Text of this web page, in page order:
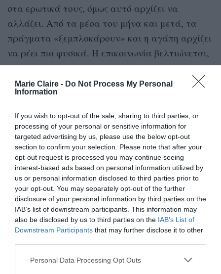
Marie Claire - Do Not Process My Personal
Information
If you wish to opt-out of the sale, sharing to third parties, or
processing of your personal or sensitive information for
targeted advertising by us, please use the below opt-out
section to confirm your selection. Please note that after your
opt-out request is processed you may continue seeing
interest-based ads based on personal information utilized by
us or personal information disclosed to third parties prior to
your opt-out. You may separately opt-out of the further
disclosure of your personal information by third parties on the
IAB’s list of downstream participants. This information may
also be disclosed by us to third parties on the IAB’s List of
Downstream Participants that may further disclose it to other
Personal Data Processing Opt Outs
στα ερωτικά τους, όμως αυτό αρχίζει να
αλλάζει. Από τα μέσα του μήνα και μετά, τα
πράγματα «ξεμπλοκάρουν» και η αγάπη αρχίζει
να ρέει πιο φυσικά. Η επικοινωνία βελτιώνεται,
η σύνδεση με τους άλλους γίνεται πιο
ουσιαστική και είτε μέσα από μια υπάρχουσα
σχέση είτε από μια νέα γνωριμία, εμφανίζονται
άνθρωποι που αναγνωρίζουν πραγματικά την
αξία τους και θέλουν να προχωρήσουν σοβαρά.
Σκορπιός
Για τους Σκορπιούς, ο Μάιος φέρνει έντονη έλξη
και συναισθηματικό βάθος. Οι επιφανειακές
γνωριμίες και οι περιστασιακές σχέσεις χάνουν
τη σημασία τους, καθώς εμφανίζεται ένα άτομο
σύνδεση.